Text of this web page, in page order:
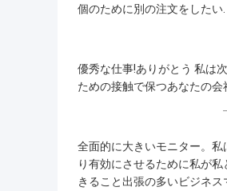
個のために別の注文をしたい.
優秀な仕事!ありがとう 私は
ための接触で保つあなたの会
全面的に大きいモニター。私
り有効にさせるために私が
きること出張の多いビジネス